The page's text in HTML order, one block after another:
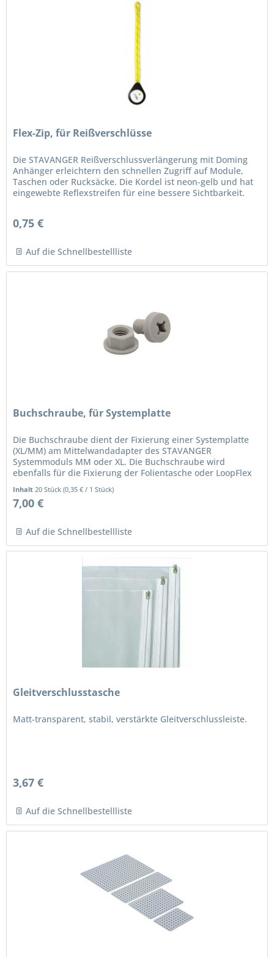
Flex-Zip, für Reißverschlüsse
Die STAVANGER Reißverschlussverlängerung mit Doming
Anhänger erleichtern den schnellen Zugriff auf Module,
Taschen oder Rucksäcke. Die Kordel ist neon-gelb und hat
eingewebte Reflexstreifen für eine bessere Sichtbarkeit.
0,75 €
Auf die Schnellbestellliste
Buchschraube, für Systemplatte
Die Buchschraube dient der Fixierung einer Systemplatte
(XL/MM) am Mittelwandadapter des STAVANGER
Systemmoduls MM oder XL. Die Buchschraube wird
ebenfalls für die Fixierung der Folientasche oder LoopFlex
Inhalt 20 Stück(0,35 € / 1 Stück)
7,00 €
Auf die Schnellbestellliste
Gleitverschlusstasche
Matt-transparent, stabil, verstärkte Gleitverschlussleiste.
3,67 €
Auf die Schnellbestellliste